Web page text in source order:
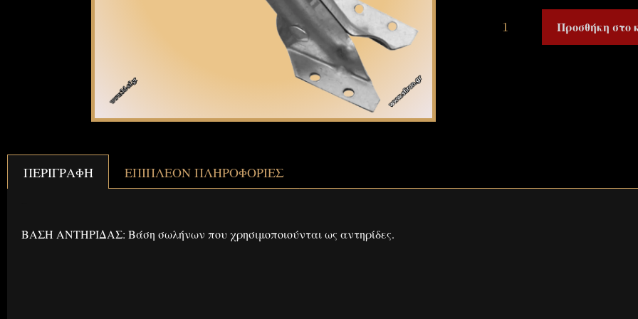
Προσθήκη στο
ΠΕΡΙΓΡΑΦΉ ΕΠΙΠΛΈΟΝ ΠΛΗΡΟΦΟΡΊΕΣ
ΒΑΣΗ ΑΝΤΗΡΙΔΑΣ: Βάση σωλήνων που χρησιμοποιούνται ως αντηρίδες.